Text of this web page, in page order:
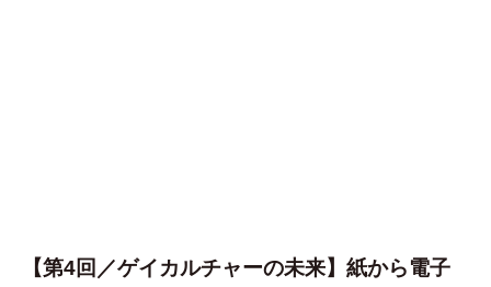
【第4回／ゲイカルチャーの未来】紙から電子